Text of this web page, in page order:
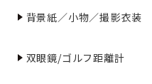
背景紙／小物／撮影衣装
双眼鏡/ゴルフ距離計